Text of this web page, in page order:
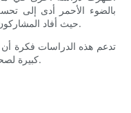
بالضوء الأحمر أدى إلى
حيث أفاد المشاركون بأن بشرتهم أصبحت أكثر نعومة وإشراقًا.
تدعم هذه الدراسات فكرة أن
كبيرة لصحة الجلد دون الحاجة إلى إجراءات جراحية.